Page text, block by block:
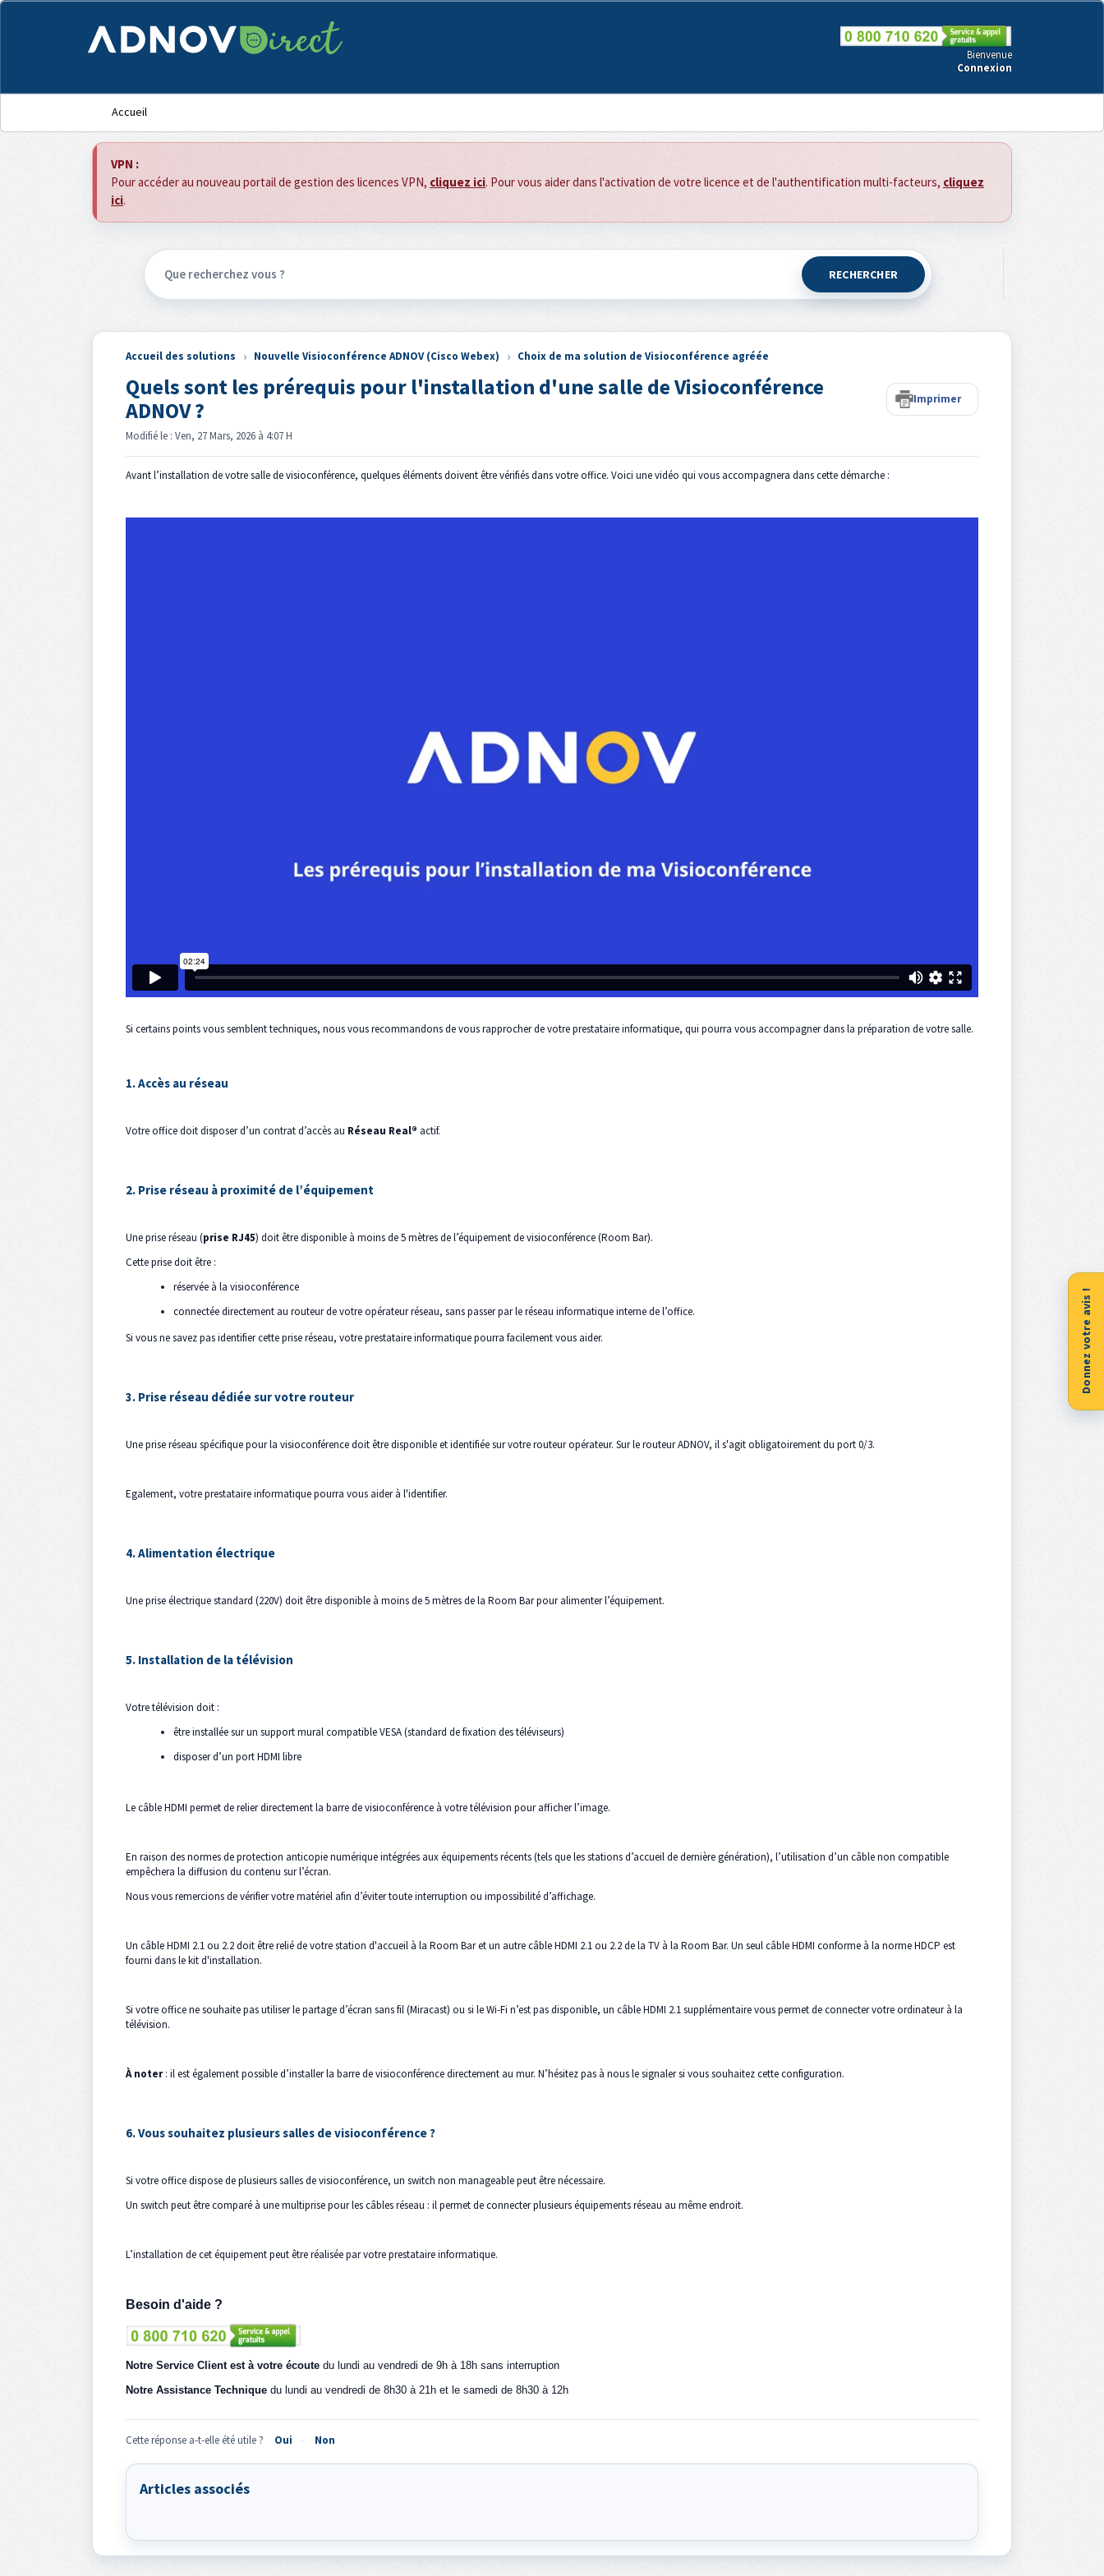
Panneau de gestion des cookies
Bienvenue
Connexion
Accueil
VPN :
Pour accéder au nouveau portail de gestion des licences VPN, cliquez ici. Pour vous aider dans l'activation de votre licence et de l'authentification multi-facteurs, cliquez
ici.
RECHERCHER
Accueil des solutions Nouvelle Visioconférence ADNOV (Cisco Webex) Choix de ma solution de Visioconférence agréée
Quels sont les prérequis pour l'installation d'une salle de Visioconférence
ADNOV ?
Imprimer
Modifié le : Ven, 27 Mars, 2026 à 4:07 H
Avant l’installation de votre salle de visioconférence, quelques éléments doivent être vérifiés dans votre office. Voici une vidéo qui vous accompagnera dans cette démarche :
Si certains points vous semblent techniques, nous vous recommandons de vous rapprocher de votre prestataire informatique, qui pourra vous accompagner dans la préparation de votre salle.
1. Accès au réseau
Votre office doit disposer d’un contrat d’accès au Réseau Real® actif.
2. Prise réseau à proximité de l’équipement
Une prise réseau (prise RJ45) doit être disponible à moins de 5 mètres de l’équipement de visioconférence (Room Bar).
Cette prise doit être :
réservée à la visioconférence
connectée directement au routeur de votre opérateur réseau, sans passer par le réseau informatique interne de l’office.
Si vous ne savez pas identifier cette prise réseau, votre prestataire informatique pourra facilement vous aider.
3. Prise réseau dédiée sur votre routeur
Une prise réseau spécifique pour la visioconférence doit être disponible et identifiée sur votre routeur opérateur. Sur le routeur ADNOV, il s'agit obligatoirement du port 0/3.
Egalement, votre prestataire informatique pourra vous aider à l'identifier.
4. Alimentation électrique
Une prise électrique standard (220V) doit être disponible à moins de 5 mètres de la Room Bar pour alimenter l’équipement.
5. Installation de la télévision
Votre télévision doit :
être installée sur un support mural compatible VESA (standard de fixation des téléviseurs)
disposer d’un port HDMI libre
Le câble HDMI permet de relier directement la barre de visioconférence à votre télévision pour afficher l’image.
En raison des normes de protection anticopie numérique intégrées aux équipements récents (tels que les stations d’accueil de dernière génération), l’utilisation d’un câble non compatible
empêchera la diffusion du contenu sur l’écran.
Nous vous remercions de vérifier votre matériel afin d’éviter toute interruption ou impossibilité d’affichage.
Un câble HDMI 2.1 ou 2.2 doit être relié de votre station d'accueil à la Room Bar et un autre câble HDMI 2.1 ou 2.2 de la TV à la Room Bar. Un seul câble HDMI conforme à la norme HDCP est
fourni dans le kit d'installation.
Si votre office ne souhaite pas utiliser le partage d’écran sans fil (Miracast) ou si le Wi-Fi n’est pas disponible, un câble HDMI 2.1 supplémentaire vous permet de connecter votre ordinateur à la
télévision.
À noter: il est également possible d’installer la barre de visioconférence directement au mur. N’hésitez pas à nous le signaler si vous souhaitez cette configuration.
6. Vous souhaitez plusieurs salles de visioconférence ?
Si votre office dispose de plusieurs salles de visioconférence, un switch non manageable peut être nécessaire.
Un switch peut être comparé à une multiprise pour les câbles réseau : il permet de connecter plusieurs équipements réseau au même endroit.
L’installation de cet équipement peut être réalisée par votre prestataire informatique.
Besoin d'aide ?
Notre Service Client est à votre écoute du lundi au vendredi de 9h à 18h sans interruption
Notre Assistance Technique du lundi au vendredi de 8h30 à 21h et le samedi de 8h30 à 12h
Cette réponse a-t-elle été utile ? Oui Non
Articles associés
Donnez votre avis !